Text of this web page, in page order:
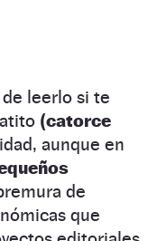
leerlo si te
(catorce
aunque en
de
que